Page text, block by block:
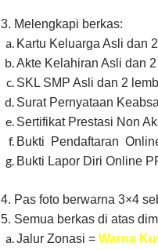
3. Melengkapi berkas:
Kartu Keluarga Asli dan
Akte Kelahiran Asli dan
SKL SMP Asli dan 2
Surat Pernyataan
Sertifikat Prestasi Non
Bukti Pendaftaran
Bukti Lapor Diri Online
4. Pas foto berwarna 3×4
5. Semua berkas di atas
Jalur Zonasi = Warna